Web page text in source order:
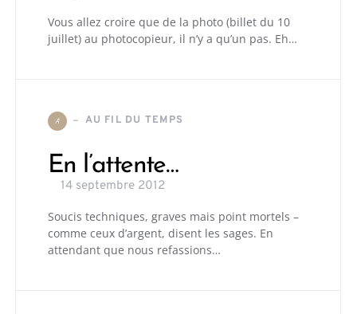
Vous allez croire que de la photo (billet du 10
juillet) au photocopieur, il n’y a qu’un pas. Eh…
A AU FIL DU TEMPS
En l’attente…
14 septembre 2012
Soucis techniques, graves mais point mortels –
comme ceux d’argent, disent les sages. En
attendant que nous refassions…